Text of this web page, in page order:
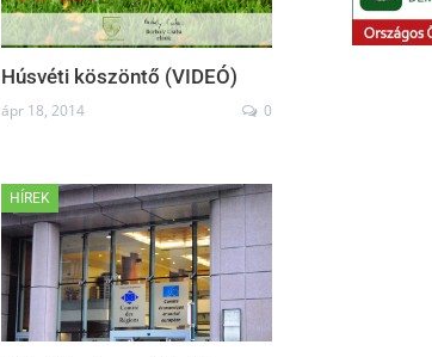
Húsvéti köszöntő (VIDEÓ)
ápr 18, 2014 0
HÍREK